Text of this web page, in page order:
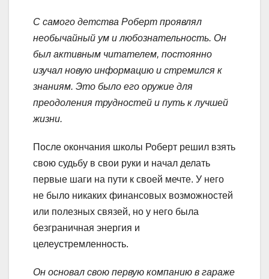
С самого детства Роберт проявлял
необычайный ум и любознательность. Он
был активным читателем, постоянно
изучал новую информацию и стремился к
знаниям. Это было его оружие для
преодоления трудностей и путь к лучшей
жизни.
После окончания школы Роберт решил взять
свою судьбу в свои руки и начал делать
первые шаги на пути к своей мечте. У него
не было никаких финансовых возможностей
или полезных связей, но у него была
безграничная энергия и
целеустремленность.
Он основал свою первую компанию в гараже